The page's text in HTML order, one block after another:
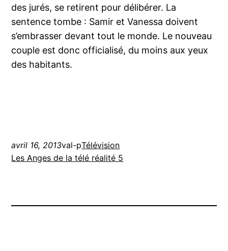
des jurés, se retirent pour délibérer. La
sentence tombe : Samir et Vanessa doivent
s’embrasser devant tout le monde. Le nouveau
couple est donc officialisé, du moins aux yeux
des habitants.
avril 16, 2013val-pTélévision
Les Anges de la télé réalité 5